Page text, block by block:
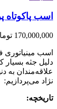
اسب پاکوتاه
170,000,000
اسب مینیاتوری
دلیل جثه
علاقه‌مندان به
نژاد می‌پردازیم:
تاریخچه: